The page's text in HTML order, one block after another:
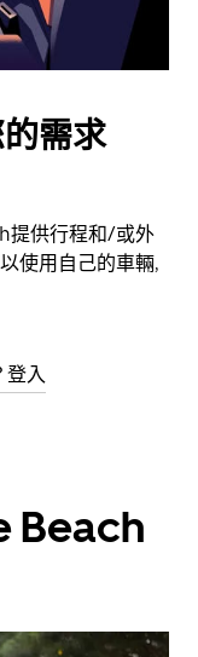
需求
提供行程和/或外
使用自己的車輛,
登入
Beach